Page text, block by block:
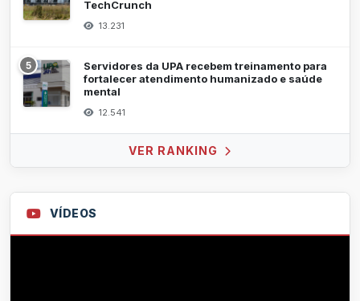
TechCrunch
13.231
5
Servidores da UPA recebem treinamento para
fortalecer atendimento humanizado e saúde
mental
12.541
VER RANKING
VÍDEOS